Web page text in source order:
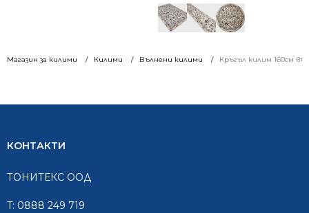
Магазин за килими Килими Вълнени килими Кръгъл килим 160см
КОНТАКТИ
ТОНИТЕКС ООД
T: 0888 249 719